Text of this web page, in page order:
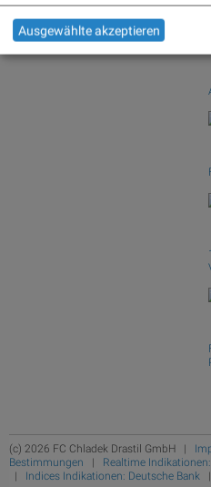
(c) 2026 FC Chladek Drastil GmbH |
Bestimmungen | Realtime
| Indices Indikationen: Deutsche Bank
Ausgewählte akzeptieren